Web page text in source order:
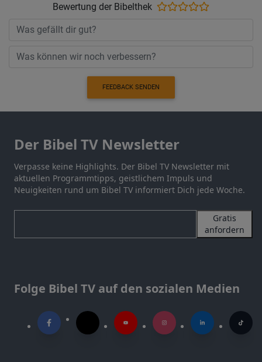
Bewertung der Bibelthek
FEEDBACK SENDEN
Der Bibel TV Newsletter
Verpasse keine Highlights. Der Bibel TV Newsletter mit
aktuellen Programmtipps, geistlichem Impuls und
Neuigkeiten rund um Bibel TV informiert Dich jede Woche.
Gratis
anfordern
Folge Bibel TV auf den sozialen Medien